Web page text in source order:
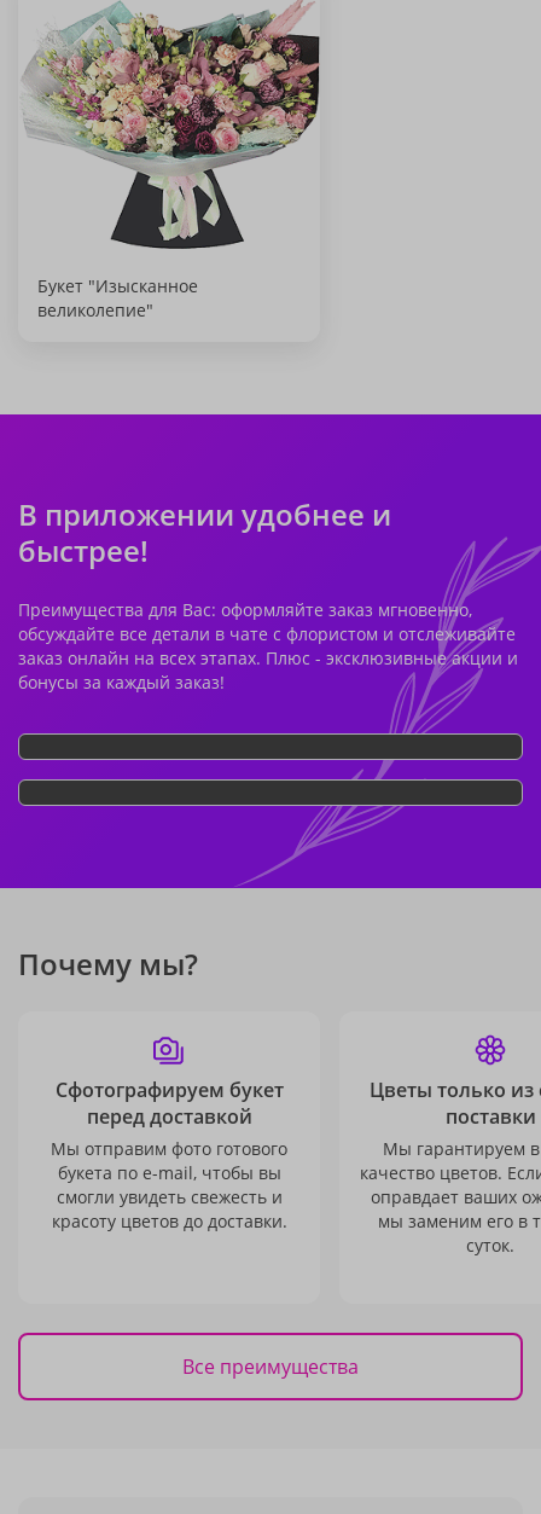
Букет "Изысканное
великолепие"
В приложении удобнее и
быстрее!
Преимущества для Вас: оформляйте заказ мгновенно,
обсуждайте все детали в чате с флористом и отслеживайте
заказ онлайн на всех этапах. Плюс - эксклюзивные акции и
бонусы за каждый заказ!
Почему мы?
Сфотографируем букет
перед доставкой
Мы отправим фото готового
букета по e-mail, чтобы вы
смогли увидеть свежесть и
красоту цветов до доставки.
Цветы только из
поставки
Мы гарантируем
качество цветов.
оправдает ваших
мы заменим его в
суток.
Все преимущества